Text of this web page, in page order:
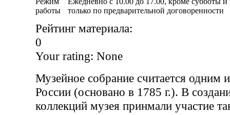
работы
только по предварительной договоренности
Рейтинг материала:
0
Your rating: None
Музейное собрание считается одним
России (основано в 1785 г.). В
коллекций музея принмали участие